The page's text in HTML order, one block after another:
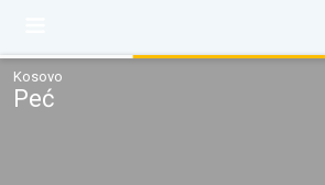
Kosovo
Peć